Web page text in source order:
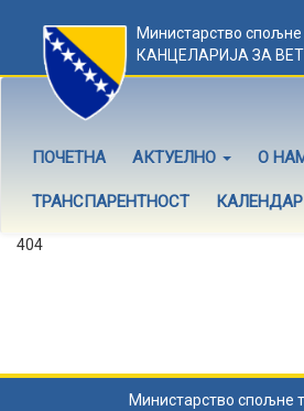
Министарство спољне
КАНЦЕЛАРИЈА ЗА
ПОЧЕТНА АКТУЕЛНО О
ТРАНСПАРЕНТНОСТ
404
Министарство спољне